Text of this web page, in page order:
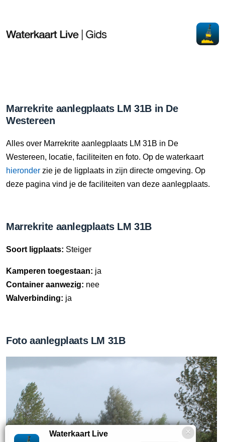
Marrekrite aanlegplaats LM 31B in De
Westereen
Alles over Marrekrite aanlegplaats LM 31B in De
Westereen, locatie, faciliteiten en foto. Op de waterkaart
hieronder zie je de ligplaats in zijn directe omgeving. Op
deze pagina vind je de faciliteiten van deze aanlegplaats.
Marrekrite aanlegplaats LM 31B
Soort ligplaats: Steiger
Kamperen toegestaan: ja
Container aanwezig: nee
Walverbinding: ja
Foto aanlegplaats LM 31B
Waterkaart Live